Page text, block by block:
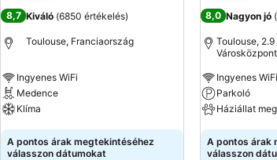
8,7 Kiváló (6850 értékelés)
Toulouse, Franciaország
Ingyenes WiFi
Medence
Klíma
Árak megjelenítése
A pontos árak megtekintéséhez
válasszon dátumokat
8,0 Nagyon jó (
Toulouse,
Városközpont
Ingyenes WiFi
Parkoló
Háziállat
Árak
A pontos árak
válasszon